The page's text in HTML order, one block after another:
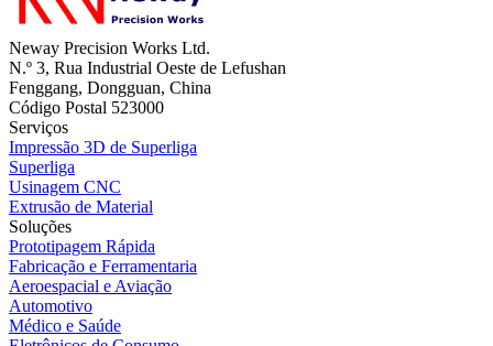
Neway Precision Works Ltd.
N.º 3, Rua Industrial Oeste de Lefushan
Fenggang, Dongguan, China
Código Postal 523000
Serviços
Impressão 3D de Superliga
Superliga
Usinagem CNC
Extrusão de Material
Soluções
Prototipagem Rápida
Fabricação e Ferramentaria
Aeroespacial e Aviação
Automotivo
Médico e Saúde